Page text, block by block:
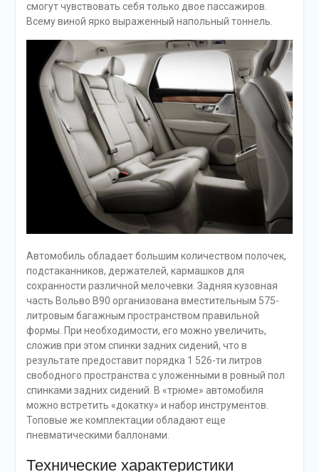
смогут чувствовать себя только двое пассажиров.
Всему виной ярко выраженный напольный тоннель.
Автомобиль обладает большим количеством полочек,
подстаканников, держателей, кармашков для
сохранности различной мелочевки. Задняя кузовная
часть Вольво В90 организована вместительным 575-
литровым багажным пространством правильной
формы. При необходимости, его можно увеличить,
сложив при этом спинки задних сидений, что в
результате предоставит порядка 1 526-ти литров
свободного пространства с уложенными в ровный пол
спинками задних сидений. В «трюме» автомобиля
можно встретить «докатку» и набор инструментов.
Топовые же комплектации обладают еще
пневматическими баллонами.
Технические характеристики